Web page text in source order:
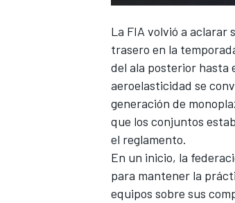
FÓRMULA E
La FIA volvió a aclarar
trasero en la
del ala posterior hasta
aeroelasticidad se
generación de
que los conjuntos
el reglamento.
En un inicio, la
para mantener la
equipos sobre sus